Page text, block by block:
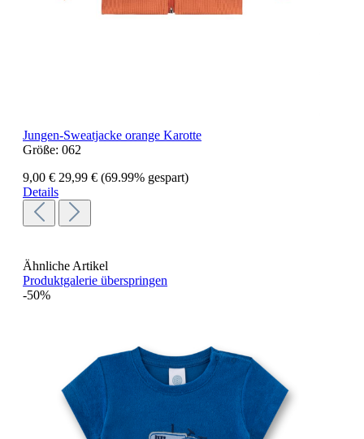
Jungen-Sweatjacke orange Karotte
Größe: 062
9,00 € 29,99 € (69.99% gespart)
Details
Ähnliche Artikel
Produktgalerie überspringen
-50%